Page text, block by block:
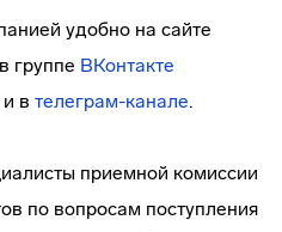
удобно на сайте
группе ВКонтакте
в телеграм-канале.
приемной комиссии
по вопросам поступления